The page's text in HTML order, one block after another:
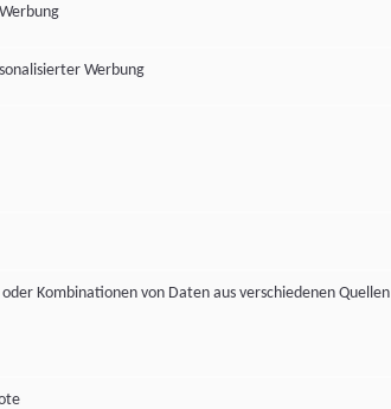
Werbung
Kombinationen von Daten aus verschiedenen Quellen